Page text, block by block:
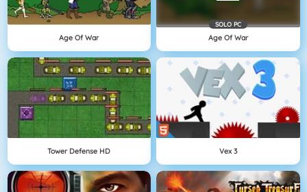
Age Of War
SOLO PC
Age Of War
Tower Defense HD Vex 3